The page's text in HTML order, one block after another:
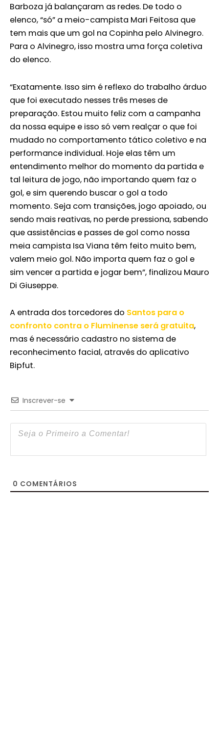
Barboza já balançaram as redes. De todo o
elenco, “só” a meio-campista Mari Feitosa que
tem mais que um gol na Copinha pelo Alvinegro.
Para o Alvinegro, isso mostra uma força coletiva
do elenco.
“Exatamente. Isso sim é reflexo do trabalho árduo
que foi executado nesses três meses de
preparação. Estou muito feliz com a campanha
da nossa equipe e isso só vem realçar o que foi
mudado no comportamento tático coletivo e na
performance individual. Hoje elas têm um
entendimento melhor do momento da partida e
tal leitura de jogo, não importando quem faz o
gol, e sim querendo buscar o gol a todo
momento. Seja com transições, jogo apoiado, ou
sendo mais reativas, no perde pressiona, sabendo
que assistências e passes de gol como nossa
meia campista Isa Viana têm feito muito bem,
valem meio gol. Não importa quem faz o gol e
sim vencer a partida e jogar bem”, finalizou Mauro
Di Giuseppe.
A entrada dos torcedores do Santos para o
confronto contra o Fluminense será gratuita,
mas é necessário cadastro no sistema de
reconhecimento facial, através do aplicativo
Bipfut.
Inscrever-se
0 COMENTÁRIOS